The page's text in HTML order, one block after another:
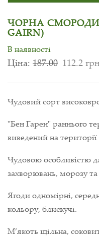
ЧОРНА
GAIRN)
В наявності
Ціна: 187.00 112.2 грн
Чудовий сорт
"Бен Гарен" раннього
виведений на
Чудовою особливістю
захворювань, морозу
Ягоди одномірні,
кольору, блискучі.
М’якоть щільна,